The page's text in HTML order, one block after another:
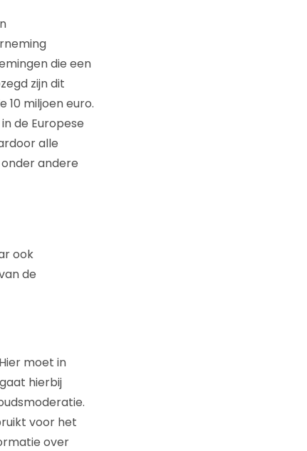
die een
zijn dit
miljoen euro.
de Europese
alle
andere
ook
de
moet in
hierbij
voor het
over